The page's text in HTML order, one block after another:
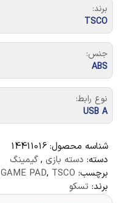
برند:
TSCO
جنس:
ABS
نوع رابط:
USB A
شناسه محصول: 14411016
دسته: دسته بازی ,گیمینگ
برچسب:
GAME PAD, TSCO
برند: تسکو